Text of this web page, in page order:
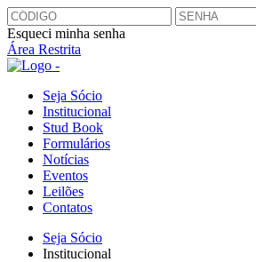
Esqueci minha senha
Área Restrita
Seja Sócio
Institucional
Stud Book
Formulários
Notícias
Eventos
Leilões
Contatos
Seja Sócio
Institucional